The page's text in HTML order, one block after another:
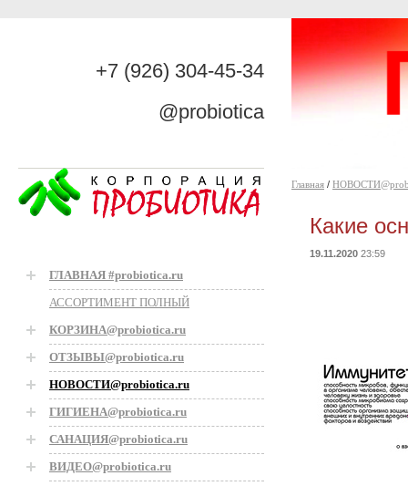
+7 (926) 304-45-34
@probiotica
ГЛАВНАЯ #probiotica.ru
АССОРТИМЕНТ ПОЛНЫЙ
КОРЗИНА@probiotica.ru
ОТЗЫВЫ@probiotica.ru
НОВОСТИ@probiotica.ru
ГИГИЕНА@probiotica.ru
САНАЦИЯ@probiotica.ru
ВИДЕО@probiotica.ru
Главная /
Какие
19.11.2020 23:59